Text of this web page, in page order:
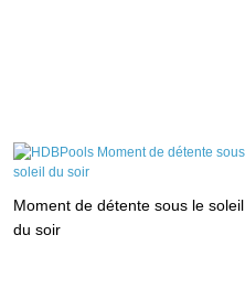
Moment de détente sous le soleil
du soir